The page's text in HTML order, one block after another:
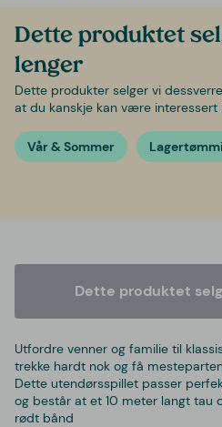
Dette produktet
lenger
Dette produkter selger vi
at du kanskje kan være interessert
Vår & Sommer
Dette produktet
Utfordre venner og familie til
trekke hardt nok og få
Dette utendørsspillet passer
og består at et 10 meter langt tau
rødt bånd